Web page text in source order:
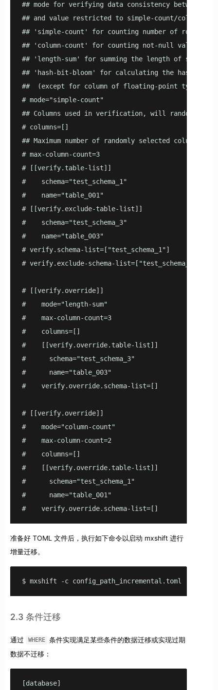
## mode for verifying data consistency between
## and value restricted to simple-count/column-
## 'simple-count' for counting number of rows
## 'column-count' for counting not-null value of a
## 'length-sum' for summing the length of some
## 'hash-bit-bloom' for calculating the hash for
##  (except for column of floating-point type,
# mode="simple-count"
## Columns used in verification, will randomly
# columns=[]
## Maximum number of randomly selected columns
# max-column-count=3
# [[verify.table-list]]
#    schema="test_schema_1"
#    name="table_001"
# [[verify.exclude-table-list]]
#    schema="test_schema_3"
#    name="table_003"
# verify.schema-list=["test_schema_1"]
# verify.exclude-schema-list=["test_schema_5"]
# [[verify.override]]
#    mode="length-sum"
#    max-column-count=3
#    columns=[]
#    [[verify.override.table-list]]
#      schema="test_schema_3"
#      name="table_003"
#    verify.override.schema-list=[]
# [[verify.override]]
#    mode="column-count"
#    max-column-count=2
#    columns=[]
#    [[verify.override.table-list]]
#      schema="test_schema_1"
#      name="table_001"
#    verify.override.schema-list=[]
准备好 TOML 文件后，执行如下命令以启动 mxshift 进行
增量迁移。
$ mxshift -c config_path_incremental.toml
2.3 条件迁移
通过 WHERE
条件实现满足某些条件的数据迁移或实现过期
数据不迁移：
[database]